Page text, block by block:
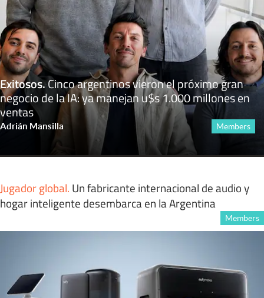
Exitosos.Cinco argentinos vieron el próximo gran
negocio de la IA: ya manejan u$s 1.000 millones en
ventas
Adrián Mansilla Members
Jugador global. Un fabricante internacional de audio y
hogar inteligente desembarca en la Argentina
Members